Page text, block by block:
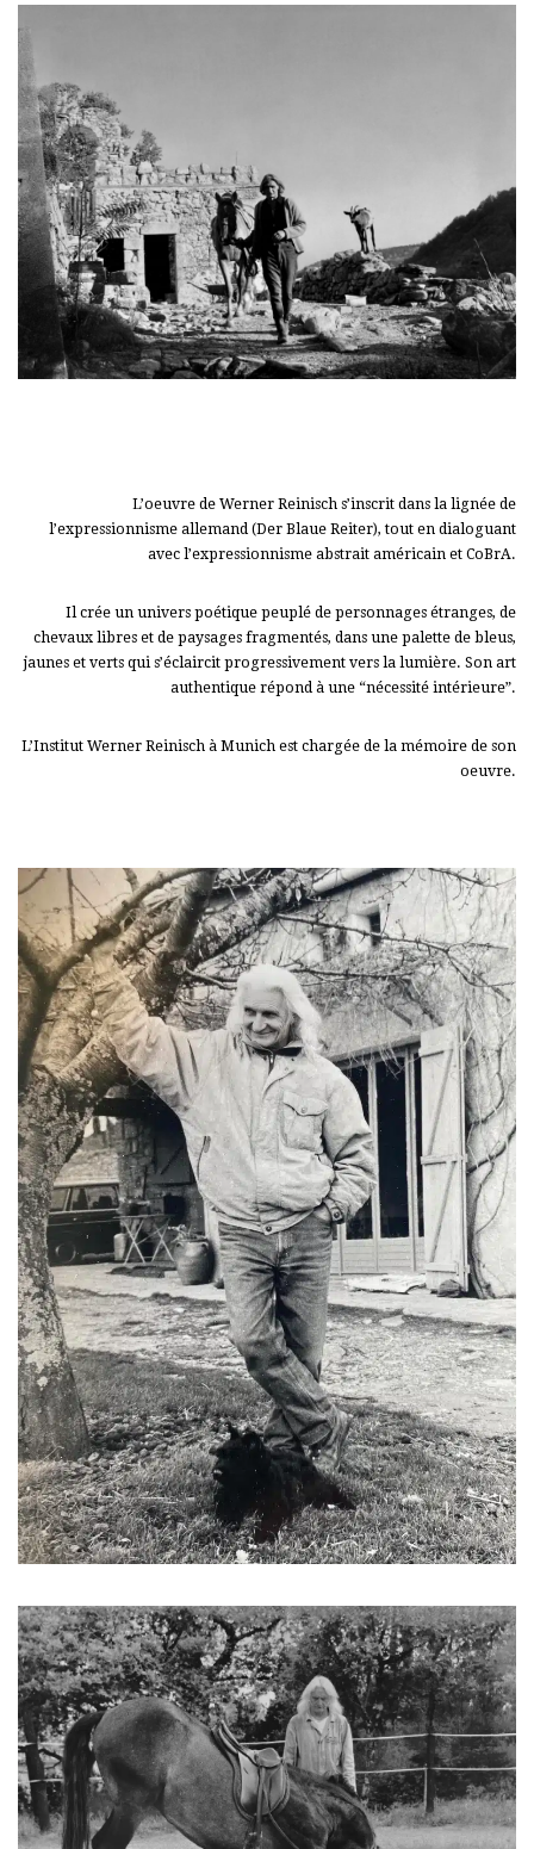
L’oeuvre de Werner Reinisch s’inscrit dans la lignée de
l’expressionnisme allemand (Der Blaue Reiter), tout en dialoguant
avec l’expressionnisme abstrait américain et CoBrA.
Il crée un univers poétique peuplé de personnages étranges, de
chevaux libres et de paysages fragmentés, dans une palette de bleus,
jaunes et verts qui s’éclaircit progressivement vers la lumière. Son art
authentique répond à une “nécessité intérieure”.
L’Institut Werner Reinisch à Munich est chargée de la mémoire de son
oeuvre.